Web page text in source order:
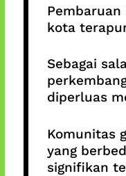
kota
Sebagai
diperluas
Komunitas
yang
signifikan